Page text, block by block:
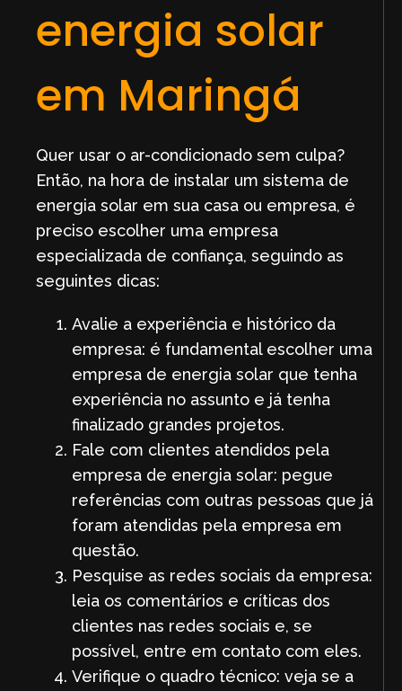
energia solar
em Maringá
Quer usar o ar-condicionado sem culpa?
Então, na hora de instalar um sistema de
energia solar em sua casa ou empresa, é
preciso escolher uma empresa
especializada de confiança, seguindo as
seguintes dicas:
Avalie a experiência e histórico da
empresa: é fundamental escolher uma
empresa de energia solar que tenha
experiência no assunto e já tenha
finalizado grandes projetos.
Fale com clientes atendidos pela
empresa de energia solar: pegue
referências com outras pessoas que já
foram atendidas pela empresa em
questão.
Pesquise as redes sociais da empresa:
leia os comentários e críticas dos
clientes nas redes sociais e, se
possível, entre em contato com eles.
Verifique o quadro técnico: veja se a